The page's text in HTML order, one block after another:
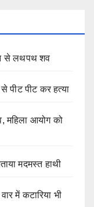
से लथपथ शव
पीट पीट कर हत्या
महिला आयोग को
मदमस्त हाथी
में कटारिया भी